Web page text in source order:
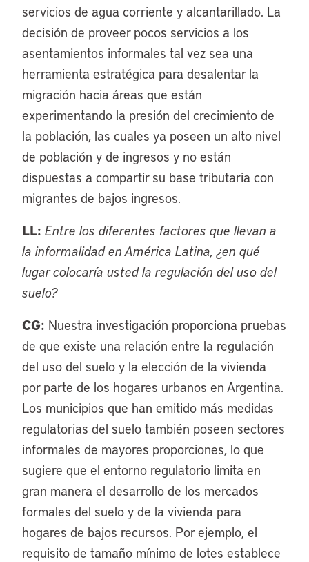
servicios de agua corriente y alcantarillado. La
decisión de proveer pocos servicios a los
asentamientos informales tal vez sea una
herramienta estratégica para desalentar la
migración hacia áreas que están
experimentando la presión del crecimiento de
la población, las cuales ya poseen un alto nivel
de población y de ingresos y no están
dispuestas a compartir su base tributaria con
migrantes de bajos ingresos.
LL: Entre los diferentes factores que llevan a
la informalidad en América Latina, ¿en qué
lugar colocaría usted la regulación del uso del
suelo?
CG: Nuestra investigación proporciona pruebas
de que existe una relación entre la regulación
del uso del suelo y la elección de la vivienda
por parte de los hogares urbanos en Argentina.
Los municipios que han emitido más medidas
regulatorias del suelo también poseen sectores
informales de mayores proporciones, lo que
sugiere que el entorno regulatorio limita en
gran manera el desarrollo de los mercados
formales del suelo y de la vivienda para
hogares de bajos recursos. Por ejemplo, el
requisito de tamaño mínimo de lotes establece